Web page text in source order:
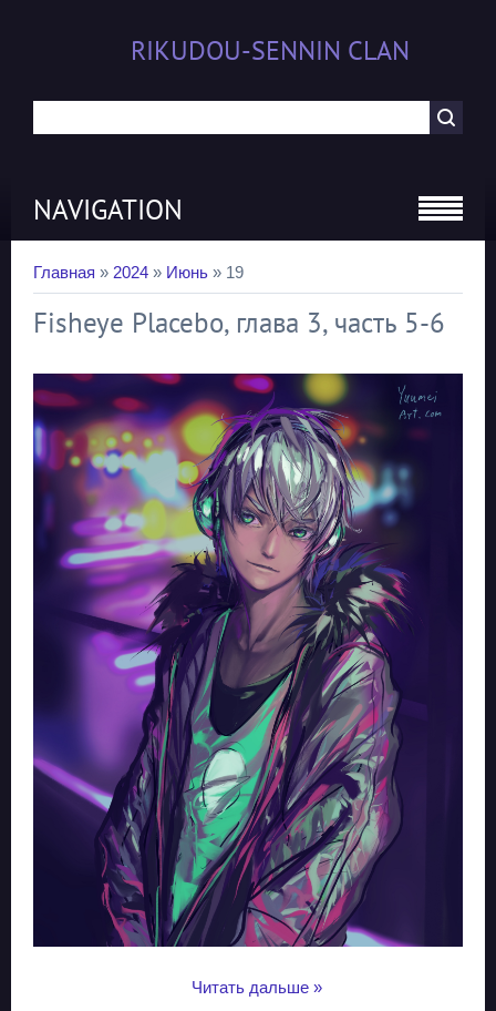
RIKUDOU-SENNIN CLAN
NAVIGATION
Главная » 2024 » Июнь » 19
Fisheye Placebo, глава 3, часть 5-6
Читать дальше »